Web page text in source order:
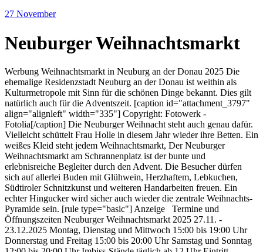
27 November
Neuburger Weihnachtsmarkt
Werbung Weihnachtsmarkt in Neuburg an der Donau 2025 Die
ehemalige Residenzstadt Neuburg an der Donau ist weithin als
Kulturmetropole mit Sinn für die schönen Dinge bekannt. Dies gilt
natürlich auch für die Adventszeit. [caption id="attachment_3797"
align="alignleft" width="335"] Copyright: Fotowerk -
Fotolia[/caption] Die Neuburger Weihnacht steht auch genau dafür.
Vielleicht schüttelt Frau Holle in diesem Jahr wieder ihre Betten. Ein
weißes Kleid steht jedem Weihnachtsmarkt, Der Neuburger
Weihnachtsmarkt am Schrannenplatz ist der bunte und
erlebnisreiche Begleiter durch den Advent. Die Besucher dürfen
sich auf allerlei Buden mit Glühwein, Herzhaftem, Lebkuchen,
Südtiroler Schnitzkunst und weiteren Handarbeiten freuen. Ein
echter Hingucker wird sicher auch wieder die zentrale Weihnachts-
Pyramide sein. [rule type="basic"] Anzeige Termine und
Öffnungszeiten Neuburger Weihnachtsmarkt 2025 27.11. -
23.12.2025 Montag, Dienstag und Mittwoch 15:00 bis 19:00 Uhr
Donnerstag und Freitag 15:00 bis 20:00 Uhr Samstag und Sonntag